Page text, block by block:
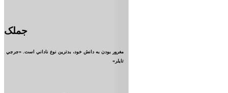
جملک
مغرور بودن به دانش خود، بدترين نوع ناداني است. «جرجي
تايلر»